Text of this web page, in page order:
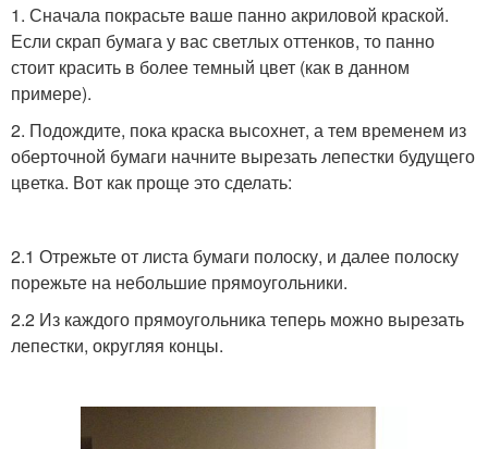
1. Сначала покрасьте ваше панно акриловой краской.
Если скрап бумага у вас светлых оттенков, то панно
стоит красить в более темный цвет (как в данном
примере).
2. Подождите, пока краска высохнет, а тем временем из
оберточной бумаги начните вырезать лепестки будущего
цветка. Вот как проще это сделать:
2.1 Отрежьте от листа бумаги полоску, и далее полоску
порежьте на небольшие прямоугольники.
2.2 Из каждого прямоугольника теперь можно вырезать
лепестки, округляя концы.